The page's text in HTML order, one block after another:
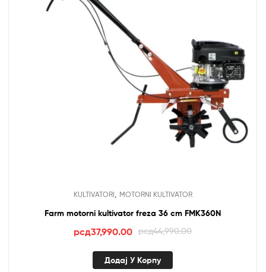
KULTIVATORI MOTORNI KULTIVATOR
Farm motorni kultivator freza 36 cm FMK360N
рсд44,990.00
Оригинална
је
рсд37,990.00Тренутна
је:
Додај У Корпу